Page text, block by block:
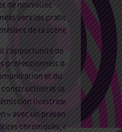
de nouvelles
vers les pratiques
de la scène
l’opportunité de
professionnels des
et du
construction et la
livestream
au
» avec un présentateur,
chroniques, ou